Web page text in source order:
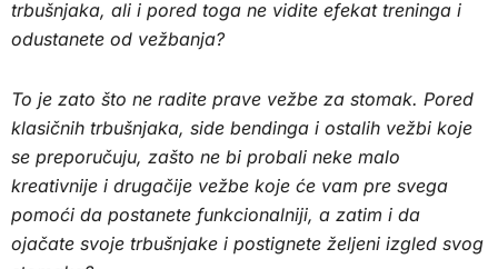
trbušnjaka, ali i pored toga ne vidite efekat treninga i
odustanete od vežbanja?
To je zato što ne radite prave vežbe za stomak. Pored
klasičnih trbušnjaka, side bendinga i ostalih vežbi koje
se preporučuju, zašto ne bi probali neke malo
kreativnije i drugačije vežbe koje će vam pre svega
pomoći da postanete funkcionalniji, a zatim i da
ojačate svoje trbušnjake i postignete željeni izgled svog